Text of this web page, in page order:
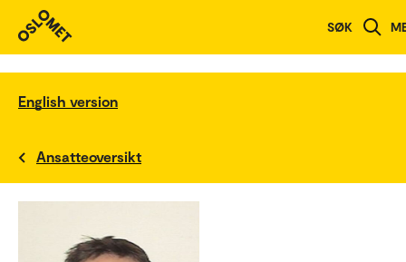
SØK
English version
Ansatteoversikt